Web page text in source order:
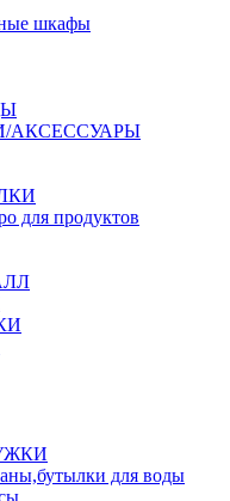
шкафы
АКСЕССУАРЫ
для продуктов
для воды